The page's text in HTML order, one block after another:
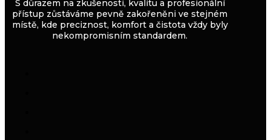
S důrazem na zkušenosti, kvalitu a profesionální
přístup zůstáváme pevně zakořeněni ve stejném
místě, kde preciznost, komfort a čistota vždy byly
nekompromisním standardem.